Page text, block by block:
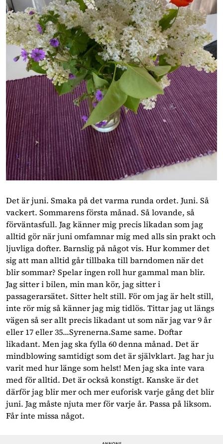
Det är juni. Smaka på det varma runda ordet. Juni. Så
vackert. Sommarens första månad. Så lovande, så
förväntasfull. Jag känner mig precis likadan som jag
alltid gör när juni omfamnar mig med alls sin prakt och
ljuvliga dofter. Barnslig på något vis. Hur kommer det
sig att man alltid går tillbaka till barndomen när det
blir sommar? Spelar ingen roll hur gammal man blir.
Jag sitter i bilen, min man kör, jag sitter i
passagerarsätet. Sitter helt still. För om jag är helt still,
inte rör mig så känner jag mig tidlös. Tittar jag ut längs
vägen så ser allt precis likadant ut som när jag var 9 år
eller 17 eller 35...Syrenerna.Same same. Doftar
likadant. Men jag ska fylla 60 denna månad. Det är
mindblowing samtidigt som det är självklart. Jag har ju
varit med hur länge som helst! Men jag ska inte vara
med för alltid. Det är också konstigt. Kanske är det
därför jag blir mer och mer euforisk varje gång det blir
juni. Jag måste njuta mer för varje år. Passa på liksom.
Får inte missa något.